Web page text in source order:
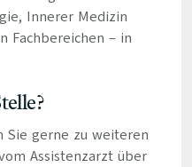
Innerer Medizin
Fachbereichen – in
Sie gerne zu weiteren
Assistenzarzt über